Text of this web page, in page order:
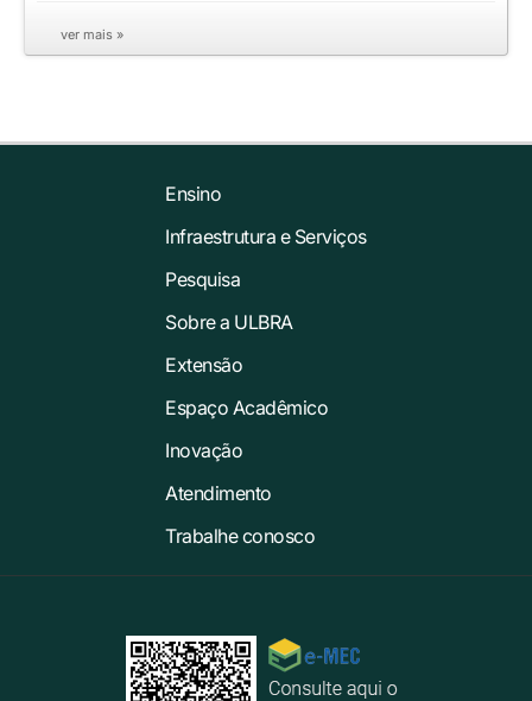
ver mais »
Ensino
Infraestrutura e Serviços
Pesquisa
Sobre a ULBRA
Extensão
Espaço Acadêmico
Inovação
Atendimento
Trabalhe conosco